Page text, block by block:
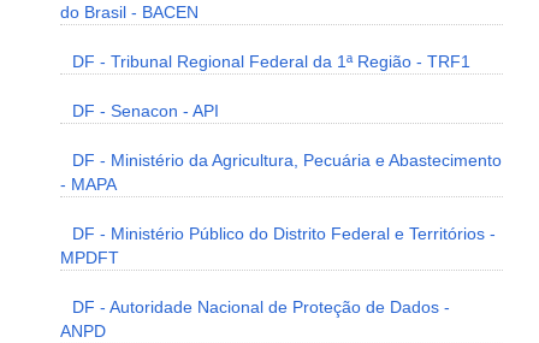
do Brasil - BACEN
DF - Tribunal Regional Federal da 1ª Região - TRF1
DF - Senacon - API
DF - Ministério da Agricultura, Pecuária e Abastecimento
- MAPA
DF - Ministério Público do Distrito Federal e Territórios -
MPDFT
DF - Autoridade Nacional de Proteção de Dados -
ANPD